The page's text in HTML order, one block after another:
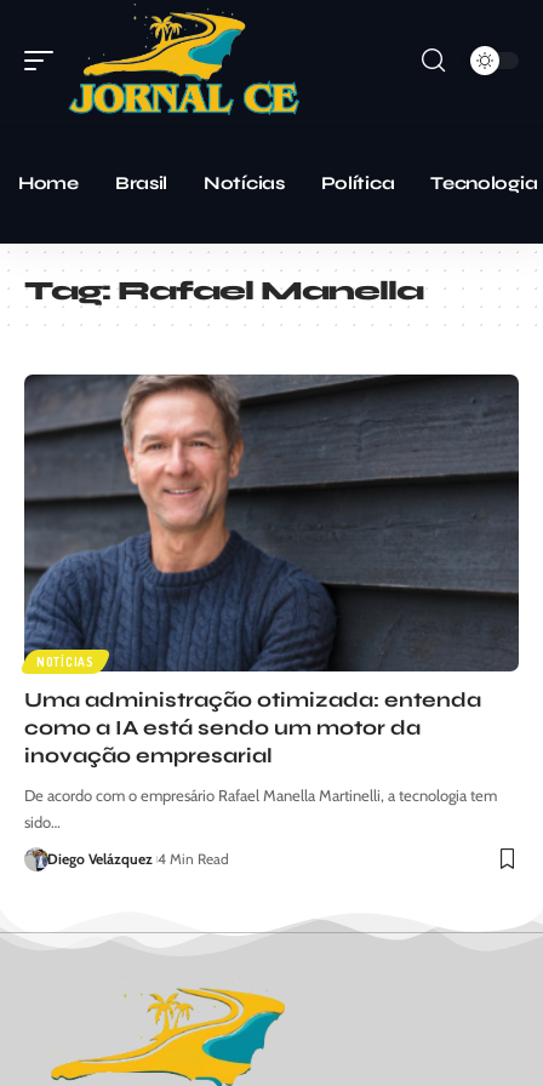
Home Brasil Notícias Política Tecnologia
Tag:Rafael Manella
NOTÍCIAS
Uma administração otimizada: entenda
como a IA está sendo um motor da
inovação empresarial
De acordo com o empresário Rafael Manella Martinelli, a tecnologia tem
sido…
Diego Velázquez 4 Min Read